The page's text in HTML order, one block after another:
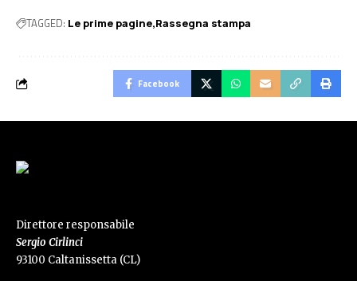
TAGGED: Le prime pagine Rassegna stampa
Facebook
Direttore responsabile
Sergio Cirlinci
93100 Caltanissetta (CL)